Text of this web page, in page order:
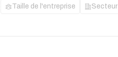
Taille de l'entreprise Secteur